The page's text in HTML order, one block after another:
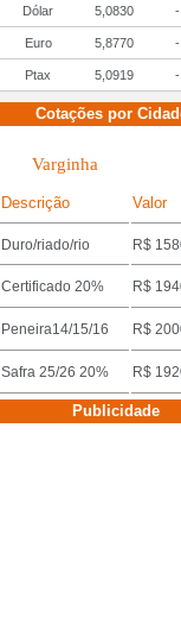
Dólar 5,0830
Euro 5,8770
Ptax 5,0919
Cotações por
Varginha
Descrição Valor
Duro/riado/rio R$
Certificado 20% R$
Peneira14/15/16 R$
Safra 25/26 20% R$
Cotações por
Publicidade